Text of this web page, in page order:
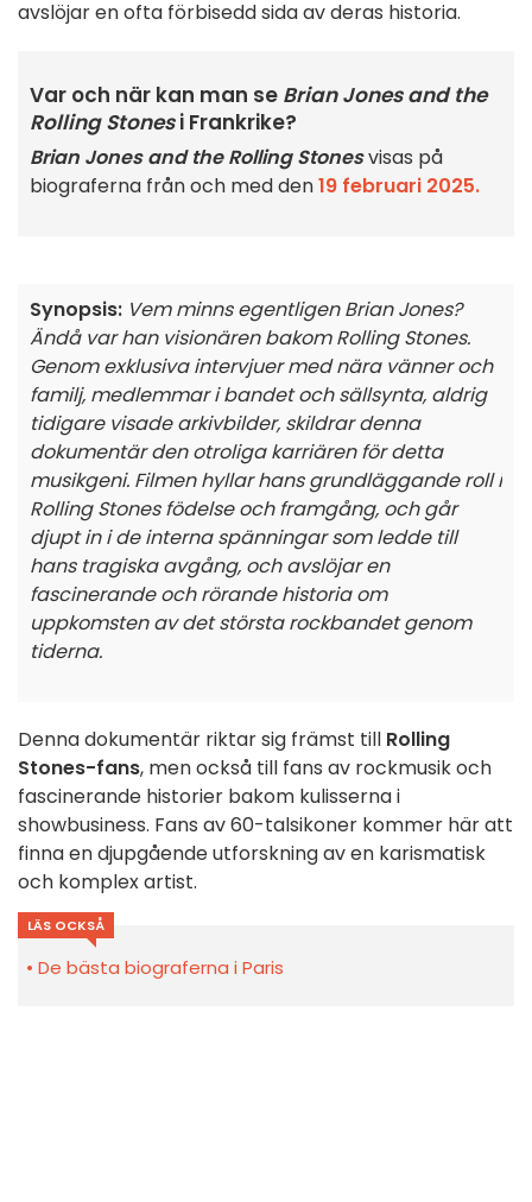
avslöjar en ofta förbisedd sida av deras historia.
Var och när kan man se Brian Jones and the
Rolling Stonesi Frankrike?
Brian Jones and the Rolling Stonesvisas på
biograferna från och med den19 februari 2025.
Synopsis: Vem minns egentligen Brian Jones?
Ändå var han visionären bakom Rolling Stones.
Genom exklusiva intervjuer med nära vänner och
familj, medlemmar i bandet och sällsynta, aldrig
tidigare visade arkivbilder, skildrar denna
dokumentär den otroliga karriären för detta
musikgeni. Filmen hyllar hans grundläggande roll i
Rolling Stones födelse och framgång, och går
djupt in i de interna spänningar som ledde till
hans tragiska avgång, och avslöjar en
fascinerande och rörande historia om
uppkomsten av det största rockbandet genom
tiderna.
Denna dokumentär riktar sig främst till Rolling
Stones-fans, men också till fans av rockmusik och
fascinerande historier bakom kulisserna i
showbusiness. Fans av 60-talsikoner kommer här att
finna en djupgående utforskning av en karismatisk
och komplex artist.
LÄS OCKSÅ
De bästa biograferna i Paris